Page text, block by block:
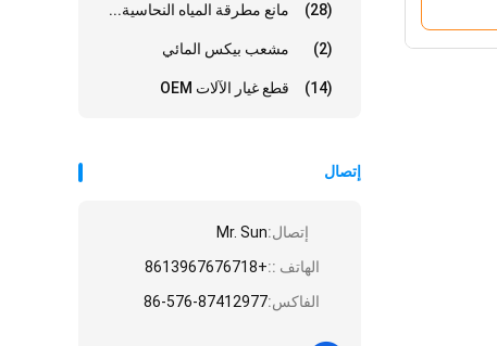
مانع مطرقة المياه النحاسية... (28)
مشعب بيكس المائي (2)
قطع غيار الآلات OEM (14)
إتصال
إتصال:Mr. Sun
الهاتف ::+8613967676718
الفاكس:86-576-87412977